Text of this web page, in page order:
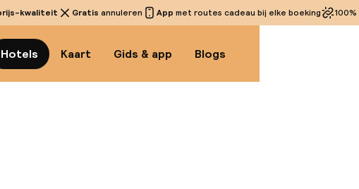
kwaliteit Gratis annuleren App met routes cadeau bij elke boeking 100%
Hotels Kaart Gids & app Blogs